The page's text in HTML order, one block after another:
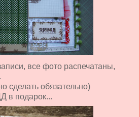
все фото распечатаны,
сделать обязательно)
в подарок...